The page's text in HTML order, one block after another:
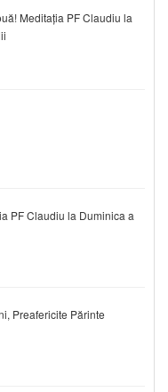
Meditația PF Claudiu la
PF Claudiu la Duminica a
Preafericite Părinte